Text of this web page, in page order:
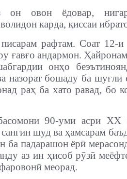
он овон ёдовар,
карда, қиссаи
рафтам. Соат 12-и
ғавғо андармон.
онҳо
назорат бошаду ба шуғли
раҳ ба хато равад, бо
90-уми асри ХХ
шуд ва ҳамсарам
ба падарашон ёрӣ
аз ин ҳисоб рӯзӣ
меорад.